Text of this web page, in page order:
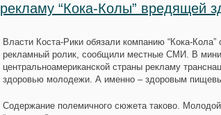
рекламу “Кока-Колы” вредящей
Власти Коста-Рики обязали компанию “Кока-
рекламный ролик, сообщили местные СМИ. В
центральноамериканской страны рекламу
здоровью молодежи. А именно – здоровым
Содержание полемичного сюжета таково.